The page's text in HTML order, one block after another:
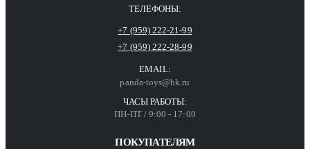
ТЕЛЕФОНЫ:
+7 (959) 222-21-99
+7 (959) 222-28-99
EMAIL:
panda-toys@bk.ru
ЧАСЫ РАБОТЫ:
ПН-ПТ / 9:00 - 17:00
ПОКУПАТЕЛЯМ